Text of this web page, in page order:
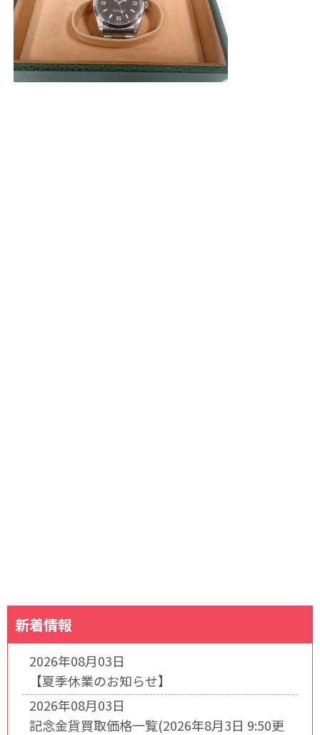
新着情報
2026年08月03日
【夏季休業のお知らせ】
2026年08月03日
記念金貨買取価格一覧(2026年8月3日 9:50更